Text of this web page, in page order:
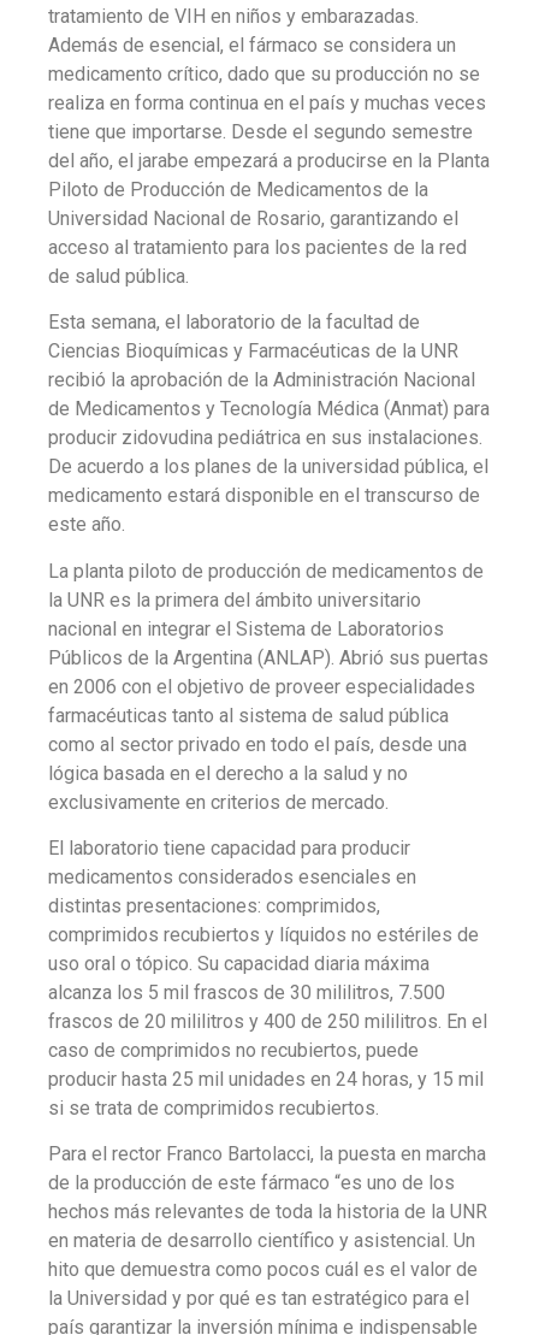
tratamiento de VIH en niños y embarazadas.
Además de esencial, el fármaco se considera un
medicamento crítico, dado que su producción no se
realiza en forma continua en el país y muchas veces
tiene que importarse. Desde el segundo semestre
del año, el jarabe empezará a producirse en la Planta
Piloto de Producción de Medicamentos de la
Universidad Nacional de Rosario, garantizando el
acceso al tratamiento para los pacientes de la red
de salud pública.
Esta semana, el laboratorio de la facultad de
Ciencias Bioquímicas y Farmacéuticas de la UNR
recibió la aprobación de la Administración Nacional
de Medicamentos y Tecnología Médica (Anmat) para
producir zidovudina pediátrica en sus instalaciones.
De acuerdo a los planes de la universidad pública, el
medicamento estará disponible en el transcurso de
este año.
La planta piloto de producción de medicamentos de
la UNR es la primera del ámbito universitario
nacional en integrar el Sistema de Laboratorios
Públicos de la Argentina (ANLAP). Abrió sus puertas
en 2006 con el objetivo de proveer especialidades
farmacéuticas tanto al sistema de salud pública
como al sector privado en todo el país, desde una
lógica basada en el derecho a la salud y no
exclusivamente en criterios de mercado.
El laboratorio tiene capacidad para producir
medicamentos considerados esenciales en
distintas presentaciones: comprimidos,
comprimidos recubiertos y líquidos no estériles de
uso oral o tópico. Su capacidad diaria máxima
alcanza los 5 mil frascos de 30 mililitros, 7.500
frascos de 20 mililitros y 400 de 250 mililitros. En el
caso de comprimidos no recubiertos, puede
producir hasta 25 mil unidades en 24 horas, y 15 mil
si se trata de comprimidos recubiertos.
Para el rector Franco Bartolacci, la puesta en marcha
de la producción de este fármaco “es uno de los
hechos más relevantes de toda la historia de la UNR
en materia de desarrollo científico y asistencial. Un
hito que demuestra como pocos cuál es el valor de
la Universidad y por qué es tan estratégico para el
país garantizar la inversión mínima e indispensable